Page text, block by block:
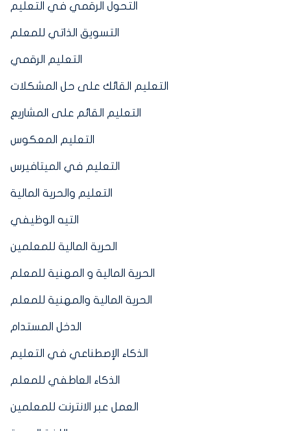
التحول الرقمي في التعليم
التسويق الذاتي للمعلم
التعليم الرقمي
التعليم القائك على حل المشكلات
التعليم القائم على المشاريع
التعليم المعكوس
التعليم في الميتافيرس
التعليم والحرية المالية
التيه الوظيفي
الحرية المالية للمعلمين
الحرية المالية و المهنية للمعلم
الحرية المالية والمهنية للمعلم
الدخل المستدام
الذكاء الإصطناعي في التعليم
الذكاء العاطفي للمعلم
العمل عبر الانترنت للمعلمين